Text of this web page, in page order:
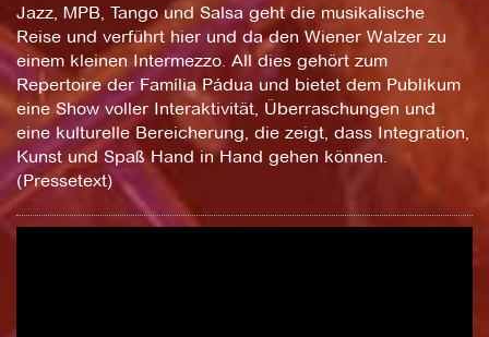
Jazz, MPB, Tango und Salsa geht die musikalische
Reise und verführt hier und da den Wiener Walzer zu
einem kleinen Intermezzo. All dies gehört zum
Repertoire der Família Pádua und bietet dem Publikum
eine Show voller Interaktivität, Überraschungen und
eine kulturelle Bereicherung, die zeigt, dass Integration,
Kunst und Spaß Hand in Hand gehen können.
(Pressetext)